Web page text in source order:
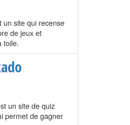
un site qui recense
de jeux et
toile.
un site de quiz
permet de gagner